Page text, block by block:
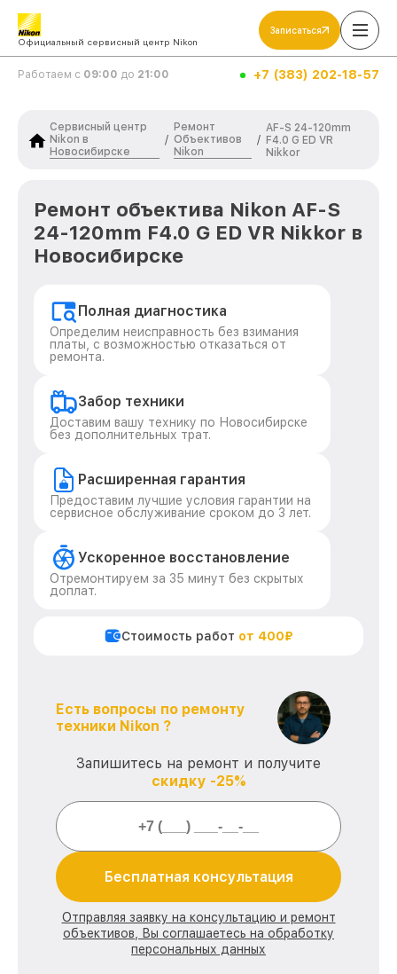
Официальный сервисный центр Nikon
Записаться
Работаем с 09:00 до 21:00 +7 (383) 202-18-57
Сервисный центр
Nikon в
Новосибирске
/
Ремонт
Объективов
Nikon
/
AF-S 24-120mm
F4.0 G ED VR
Nikkor
Ремонт объектива Nikon AF-S
24-120mm F4.0 G ED VR Nikkor в
Новосибирске
Полная диагностика
Определим неисправность без взимания
платы, с возможностью отказаться от
ремонта.
Забор техники
Доставим вашу технику по Новосибирске
без дополнительных трат.
Расширенная гарантия
Предоставим лучшие условия гарантии на
сервисное обслуживание сроком до 3 лет.
Ускоренное восстановление
Отремонтируем за 35 минут без скрытых
доплат.
Стоимость работ от 400₽
Есть вопросы по ремонту
техники Nikon ?
Запишитесь на ремонт и получите
скидку -25%
Бесплатная консультация
Отправляя заявку на консультацию и ремонт
объективов, Вы соглашаетесь на обработку
персональных данных